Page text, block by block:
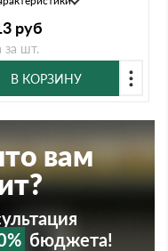
руб
за шт.
В КОРЗИНУ
вам
бюджета!